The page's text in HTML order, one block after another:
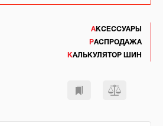
АКСЕССУАРЫ
РАСПРОДАЖА
КАЛЬКУЛЯТОР ШИН